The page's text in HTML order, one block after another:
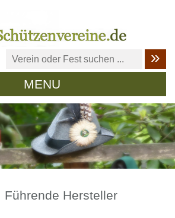
MENU
Führende Hersteller